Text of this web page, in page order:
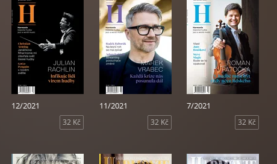
12/2021
32 Kč
11/2021
32 Kč
7/2021
32 Kč